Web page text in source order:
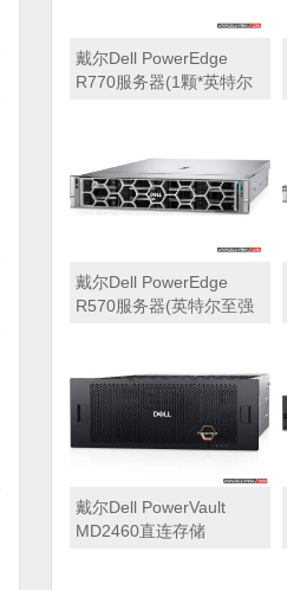
戴尔Dell PowerEdge
R770服务器(1颗*英特尔
PERC H965i阵列卡丨
800W双电源丨三年保修)
戴尔Dell PowerEdge
R570服务器(英特尔至强
SSD固态硬盘丨PERC
H965i阵列卡丨800W双电
源丨三年保修)
戴尔Dell PowerVault
MD2460直连存储